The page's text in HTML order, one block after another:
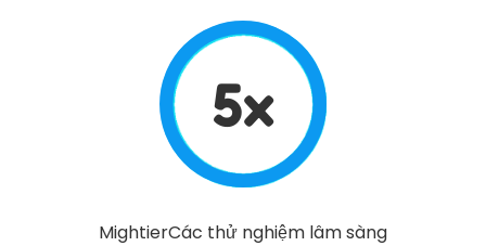
5x
MightierCác thử nghiệm lâm sàng